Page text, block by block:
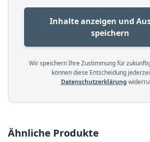
Inhalte anzeigen und
speichern
Wir speichern Ihre Zustimmung für
können diese Entscheidung
Datenschutzerklärung
Ähnliche Produkte